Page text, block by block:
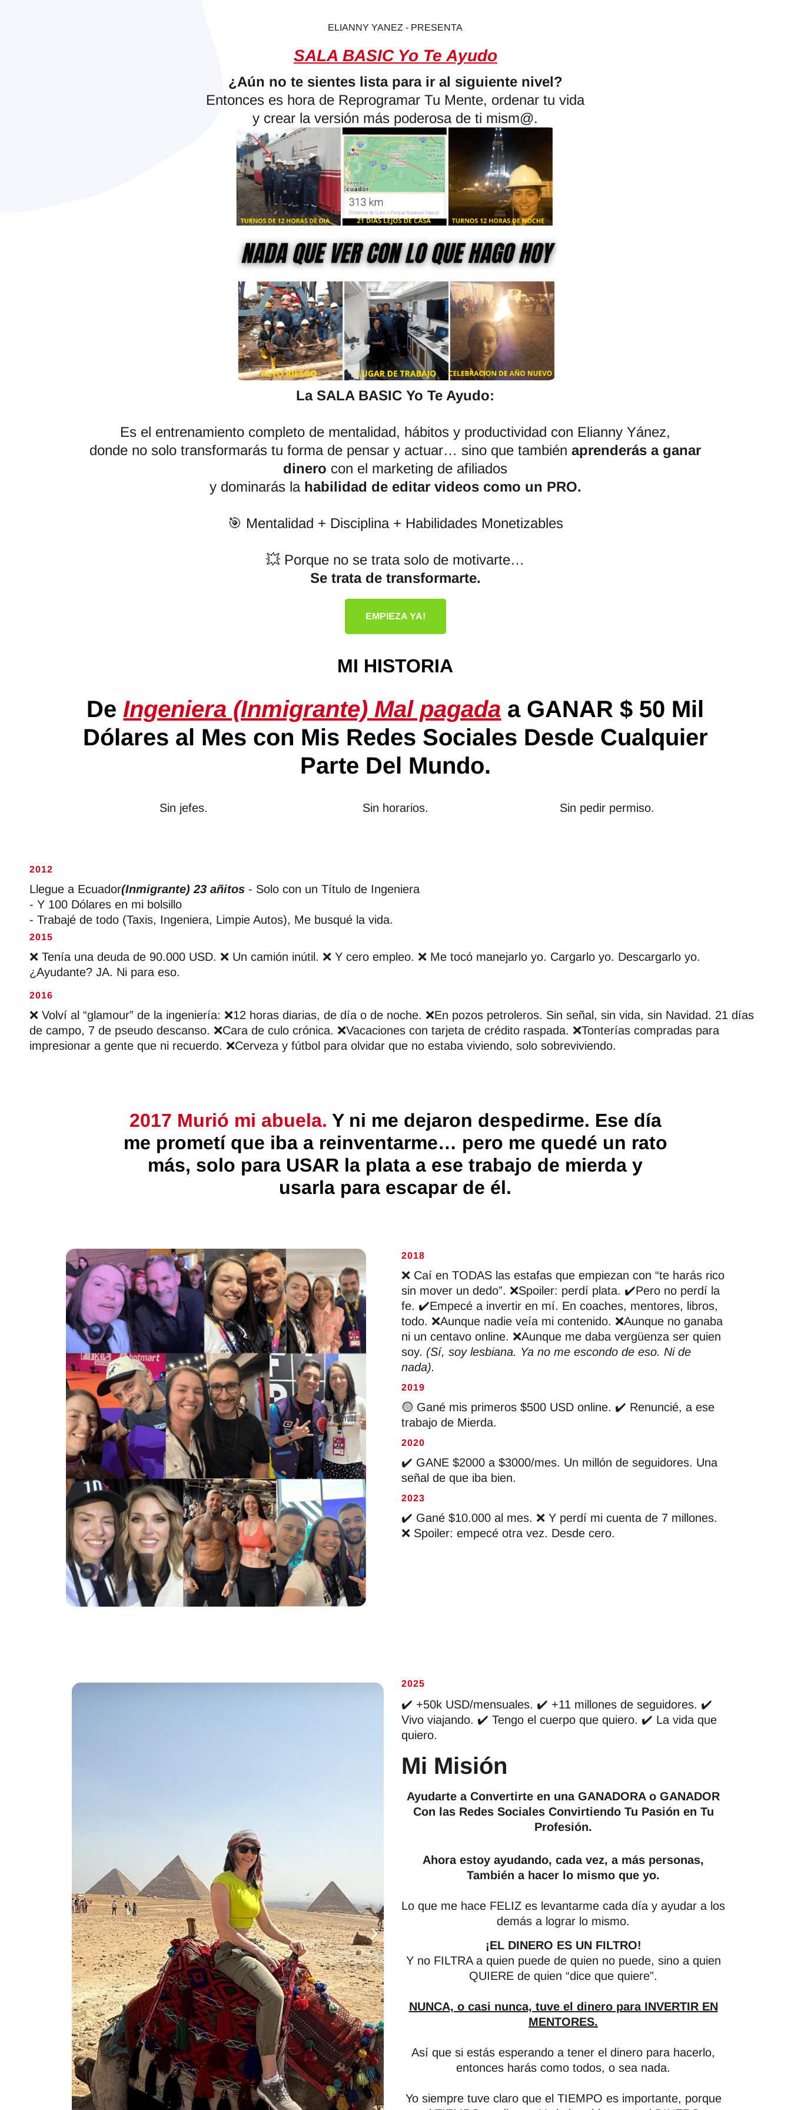
ELIANNY YANEZ - PRESENTA
SALA BASIC Yo Te Ayudo
¿Aún no te sientes lista para ir al siguiente nivel?
Entonces es hora de Reprogramar Tu Mente, ordenar tu vida
y crear la versión más poderosa de ti mism@.
La SALA BASIC Yo Te Ayudo:
Es el entrenamiento completo de mentalidad, hábitos y productividad con Elianny Yánez,
donde no solo transformarás tu forma de pensar y actuar… sino que tambiénaprenderás a ganar
dinero con el marketing de afiliados
y dominarás la habilidad de editar videos como un PRO.
🎯 Mentalidad + Disciplina + Habilidades Monetizables
💥 Porque no se trata solo de motivarte…
Se trata de transformarte.
EMPIEZA YA!
MI HISTORIA
De Ingeniera (Inmigrante) Mal pagada a GANAR $ 50 Mil
Dólares al Mes con Mis Redes Sociales Desde Cualquier
Parte Del Mundo.
Sin jefes. Sin horarios. Sin pedir permiso.
2012
Llegue a Ecuador(Inmigrante) 23 añitos - Solo con un Título de Ingeniera
- Y 100 Dólares en mi bolsillo
- Trabajé de todo (Taxis, Ingeniera, Limpie Autos), Me busqué la vida.
2015
❌ Tenía una deuda de 90.000 USD. ❌ Un camión inútil. ❌ Y cero empleo. ❌ Me tocó manejarlo yo. Cargarlo yo. Descargarlo yo.
¿Ayudante? JA. Ni para eso.
2016
❌ Volví al “glamour” de la ingeniería: ❌12 horas diarias, de día o de noche. ❌En pozos petroleros. Sin señal, sin vida, sin Navidad. 21 días
de campo, 7 de pseudo descanso. ❌Cara de culo crónica. ❌Vacaciones con tarjeta de crédito raspada. ❌Tonterías compradas para
impresionar a gente que ni recuerdo. ❌Cerveza y fútbol para olvidar que no estaba viviendo, solo sobreviviendo.
2017 Murió mi abuela. Y ni me dejaron despedirme. Ese día
me prometí que iba a reinventarme… pero me quedé un rato
más, solo para USAR la plata a ese trabajo de mierda y
usarla para escapar de él.
2018
❌ Caí en TODAS las estafas que empiezan con “te harás rico
sin mover un dedo”. ❌Spoiler: perdí plata. ✔️Pero no perdí la
fe. ✔️Empecé a invertir en mí. En coaches, mentores, libros,
todo. ❌Aunque nadie veía mi contenido. ❌Aunque no ganaba
ni un centavo online. ❌Aunque me daba vergüenza ser quien
soy. (Sí, soy lesbiana. Ya no me escondo de eso. Ni de
nada).
2019
🟡 Gané mis primeros $500 USD online. ✔️ Renuncié, a ese
trabajo de Mierda.
2020
✔️ GANE $2000 a $3000/mes. Un millón de seguidores. Una
señal de que iba bien.
2023
✔️ Gané $10.000 al mes. ❌ Y perdí mi cuenta de 7 millones.
❌ Spoiler: empecé otra vez. Desde cero.
2025
✔️ +50k USD/mensuales. ✔️ +11 millones de seguidores. ✔️
Vivo viajando. ✔️ Tengo el cuerpo que quiero. ✔️ La vida que
quiero.
Mi Misión
Ayudarte a Convertirte en una GANADORA o GANADOR
Con las Redes Sociales Convirtiendo Tu Pasión en Tu
Profesión.
Ahora estoy ayudando, cada vez, a más personas,
También a hacer lo mismo que yo.
Lo que me hace FELIZ es levantarme cada día y ayudar a los
demás a lograr lo mismo.
¡EL DINERO ES UN FILTRO!
Y no FILTRA a quien puede de quien no puede, sino a quien
QUIERE de quien “dice que quiere”.
NUNCA, o casi nunca, tuve el dinero para INVERTIR EN
MENTORES.
Así que si estás esperando a tener el dinero para hacerlo,
entonces harás como todos, o sea nada.
Yo siempre tuve claro que el TIEMPO es importante, porque